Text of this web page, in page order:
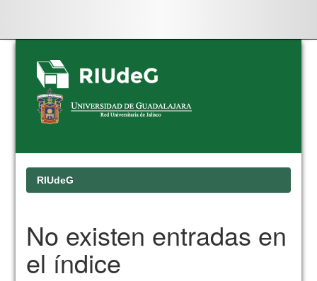
Skip
navigation
RIUdeG
No existen entradas en
el índice